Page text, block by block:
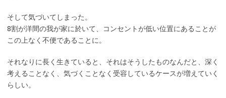
そして気づいてしまった。
8割が洋間の我が家に於いて、コンセントが低い位置にあることが
この上なく不便であることに。
それなりに長く生きていると、それはそうしたものなんだと、深く
考えることなく、気づくことなく受容しているケースが増えていく
らしい。